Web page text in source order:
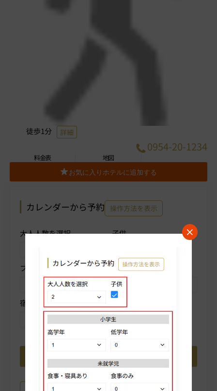
徒歩1分 詳細
0954-20-1234
料金表 地図
お気に入りホテルに追加する
カレンダーから予約 操作方法を表示
大人人数を選択 子供
プランを選択 部屋タイプを選択
宿泊数を選択